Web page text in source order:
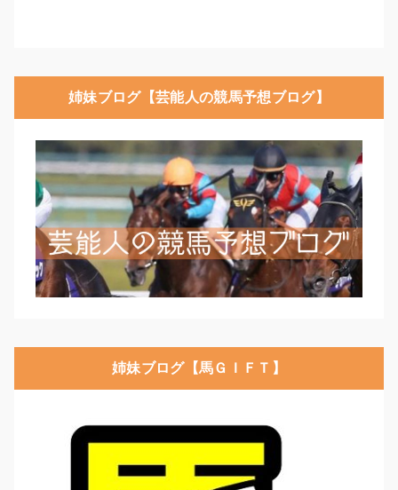
姉妹ブログ【芸能人の競馬予想ブログ】
姉妹ブログ【馬ＧＩＦＴ】